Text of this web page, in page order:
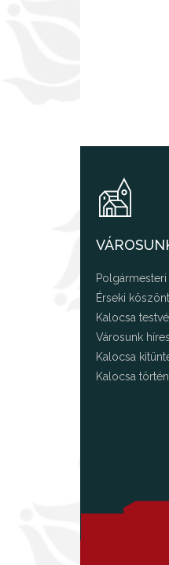
Érseki
Kalocsa
Városunk
Kalocsa
Kalocsa